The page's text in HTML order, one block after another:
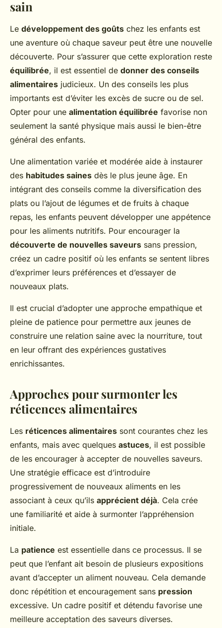
sain
Le développement des goûts chez les enfants est
une aventure où chaque saveur peut être une nouvelle
découverte. Pour s’assurer que cette exploration reste
équilibrée, il est essentiel de donner des conseils
alimentaires judicieux. Un des conseils les plus
importants est d’éviter les excès de sucre ou de sel.
Opter pour une alimentation équilibrée favorise non
seulement la santé physique mais aussi le bien-être
général des enfants.
Une alimentation variée et modérée aide à instaurer
des habitudes saines dès le plus jeune âge. En
intégrant des conseils comme la diversification des
plats ou l’ajout de légumes et de fruits à chaque
repas, les enfants peuvent développer une appétence
pour les aliments nutritifs. Pour encourager la
découverte de nouvelles saveurs sans pression,
créez un cadre positif où les enfants se sentent libres
d’exprimer leurs préférences et d’essayer de
nouveaux plats.
Il est crucial d’adopter une approche empathique et
pleine de patience pour permettre aux jeunes de
construire une relation saine avec la nourriture, tout
en leur offrant des expériences gustatives
enrichissantes.
Approches pour surmonter les
réticences alimentaires
Les réticences alimentaires sont courantes chez les
enfants, mais avec quelques astuces, il est possible
de les encourager à accepter de nouvelles saveurs.
Une stratégie efficace est d’introduire
progressivement de nouveaux aliments en les
associant à ceux qu’ils apprécient déjà. Cela crée
une familiarité et aide à surmonter l’appréhension
initiale.
La patience est essentielle dans ce processus. Il se
peut que l’enfant ait besoin de plusieurs expositions
avant d’accepter un aliment nouveau. Cela demande
donc répétition et encouragement sans pression
excessive. Un cadre positif et détendu favorise une
meilleure acceptation des saveurs diverses.